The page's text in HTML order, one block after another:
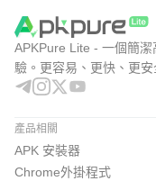
APKPure Lite - 一個簡
驗。更容易、更快、更
產品相關
APK 安裝器
Chrome外掛程式